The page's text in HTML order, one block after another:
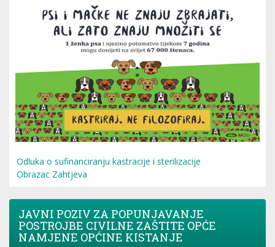
Odluka o sufinanciranju kastracije i sterilizacije
Obrazac Zahtjeva
JAVNI POZIV ZA POPUNJAVANJE
POSTROJBE CIVILNE ZAŠTITE OPĆE
NAMJENE OPĆINE KISTANJE